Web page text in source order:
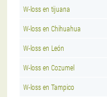
W-loss en tijuana
W-loss en Chihuahua
W-loss en León
W-loss en Cozumel
W-loss en Tampico